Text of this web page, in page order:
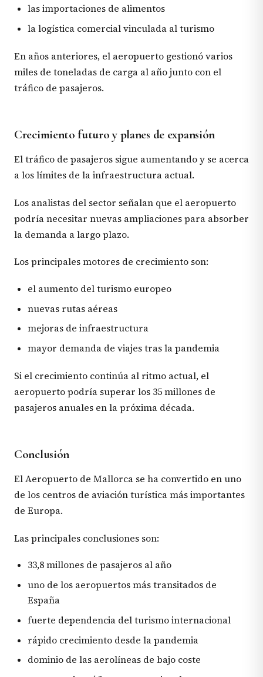
las importaciones de alimentos
la logística comercial vinculada al turismo
En años anteriores, el aeropuerto gestionó varios
miles de toneladas de carga al año junto con el
tráfico de pasajeros.
Crecimiento futuro y planes de expansión
El tráfico de pasajeros sigue aumentando y se acerca
a los límites de la infraestructura actual.
Los analistas del sector señalan que el aeropuerto
podría necesitar nuevas ampliaciones para absorber
la demanda a largo plazo.
Los principales motores de crecimiento son:
el aumento del turismo europeo
nuevas rutas aéreas
mejoras de infraestructura
mayor demanda de viajes tras la pandemia
Si el crecimiento continúa al ritmo actual, el
aeropuerto podría superar los 35 millones de
pasajeros anuales en la próxima década.
Conclusión
El Aeropuerto de Mallorca se ha convertido en uno
de los centros de aviación turística más importantes
de Europa.
Las principales conclusiones son:
33,8 millones de pasajeros al año
uno de los aeropuertos más transitados de
España
fuerte dependencia del turismo internacional
rápido crecimiento desde la pandemia
dominio de las aerolíneas de bajo coste